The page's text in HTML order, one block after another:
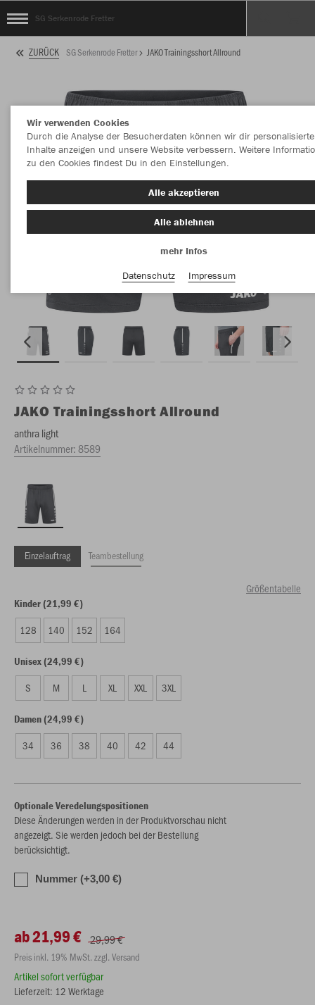
SG Serkenrode Fretter
ZURÜCK SG Serkenrode Fretter JAKO Trainingsshort Allround
JAKO Trainingsshort Allround
anthra light
Artikelnummer:8589
Einzelauftrag Teambestellung
Größentabelle
Kinder (21,99 €)
128 140 152 164
Unisex (24,99 €)
S M L XL XXL 3XL
Damen (24,99 €)
34 36 38 40 42 44
Optionale Veredelungspositionen
Diese Änderungen werden in der Produktvorschau nicht
angezeigt. Sie werden jedoch bei der Bestellung
berücksichtigt.
Nummer (+3,00 €)
ab 21,99 € 29,99 €
Preis inkl. 19% MwSt. zzgl. Versand
Artikel sofort verfügbar
Lieferzeit: 12 Werktage
Wir verwenden Cookies
Durch die Analyse der Besucherdaten können wir dir personalisierte
Inhalte anzeigen und unsere Website verbessern. Weitere
zu den Cookies findest Du in den Einstellungen.
Alle akzeptieren
Alle ablehnen
mehr Infos
Datenschutz
Impressum